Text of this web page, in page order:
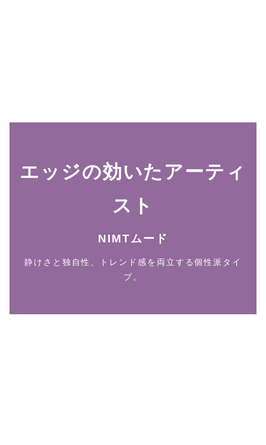
エッジの効いたアーティ
スト
NIMTムード
静けさと独自性、トレンド感を両立する個性派タイ
プ。